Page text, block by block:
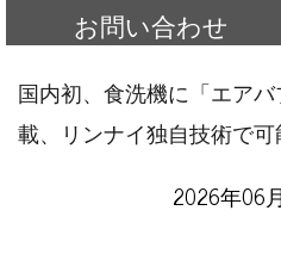
お問い合わせ
国内初、食洗機に「エア
載、リンナイ独自技術で可
2026年06